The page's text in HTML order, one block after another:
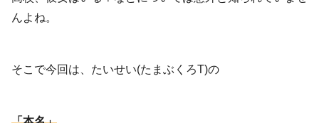
んよね。
そこで今回は、たいせい(たまぶくろT)の